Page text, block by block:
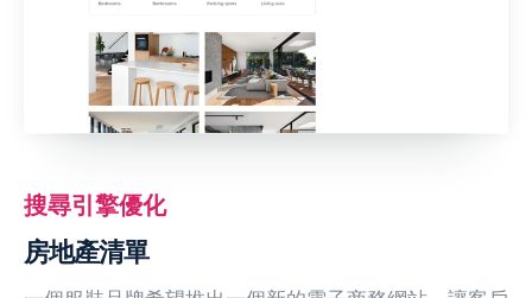
搜尋引擎優化
房地產清單